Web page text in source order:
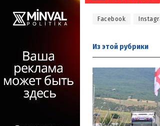
Facebook
Из этой рубрики